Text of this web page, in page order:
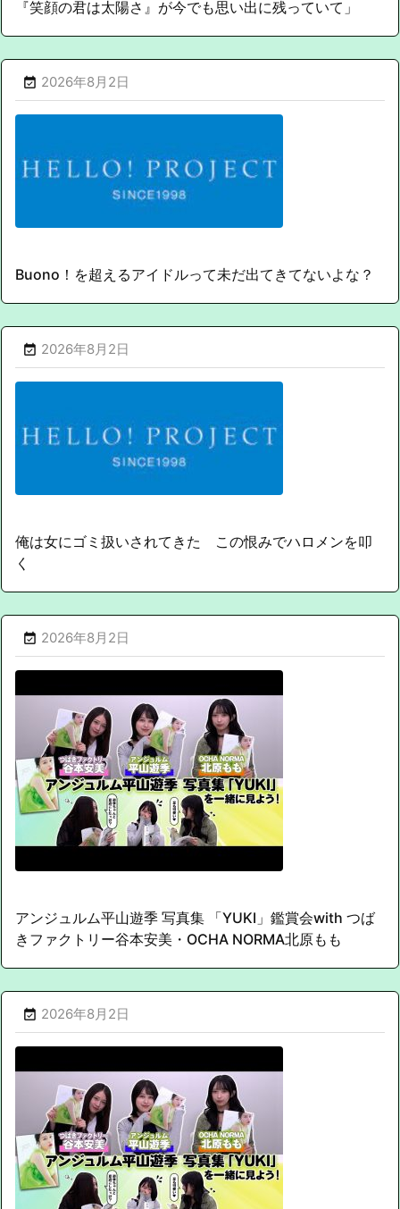
『笑顔の君は太陽さ』が今でも思い出に残っていて」
 2026年8月2日
Buono！を超えるアイドルって未だ出てきてないよな？
 2026年8月2日
俺は女にゴミ扱いされてきた この恨みでハロメンを叩
く
 2026年8月2日
アンジュルム平山遊季 写真集 「YUKI」鑑賞会with つば
きファクトリー谷本安美・OCHA NORMA北原もも
 2026年8月2日